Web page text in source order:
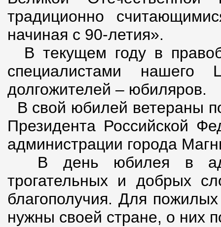
традиционно
начиная с 90-летия».
В текущем году в
специалистами нашего
долгожителей – юбиляров.
В свой юбилей ветераны
Президента Российской
администрации города
В день юбилея в
трогательных и добрых
благополучия. Для
нужны своей стране, о них